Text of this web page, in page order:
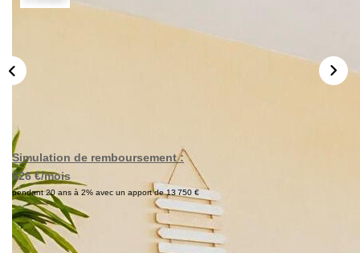
Avis Clients
Simulation de remboursement :
626 €/mois
pendant 20 ans à 2% avec un apport de 13 750 €